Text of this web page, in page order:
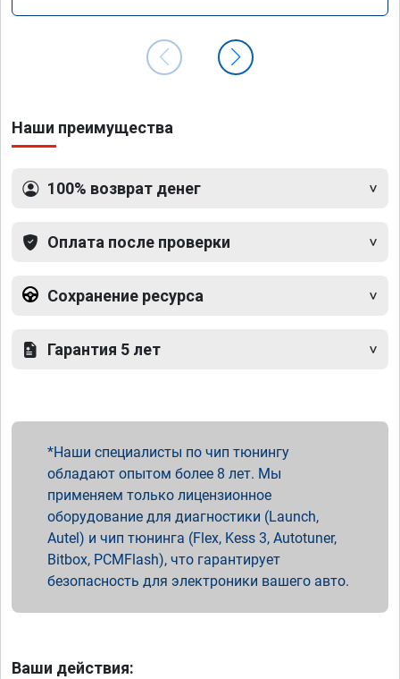
Наши преимущества
100% возврат денег
Оплата после проверки
Сохранение ресурса
Гарантия 5 лет
Наши специалисты по чип тюнингу
обладают опытом более 8 лет. Мы
применяем только лицензионное
оборудование для диагностики (Launch,
Autel) и чип тюнинга (Flex, Kess 3, Autotuner,
Bitbox, PCMFlash), что гарантирует
безопасность для электроники вашего авто.
Ваши действия: